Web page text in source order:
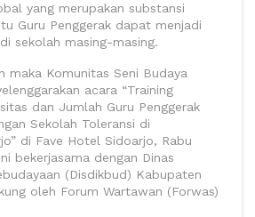
yang merupakan substansi
Guru Penggerak dapat menjadi
sekolah masing-masing.
maka Komunitas Seni Budaya
acara “Training
dan Jumlah Guru Penggerak
Sekolah Toleransi di
di Fave Hotel Sidoarjo, Rabu
bekerjasama dengan Dinas
(Disdikbud) Kabupaten
oleh Forum Wartawan (Forwas)